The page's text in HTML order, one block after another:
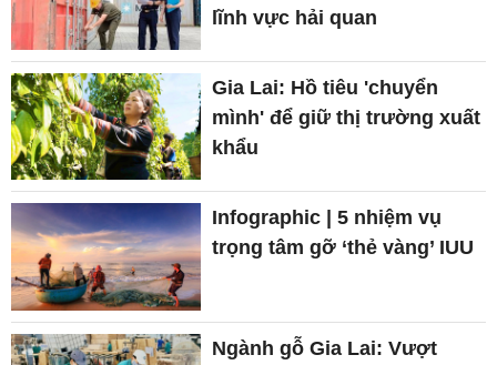
lĩnh vực hải quan
Gia Lai: Hồ tiêu 'chuyển
mình' để giữ thị trường xuất
khẩu
Infographic | 5 nhiệm vụ
trọng tâm gỡ ‘thẻ vàng’ IUU
Ngành gỗ Gia Lai: Vượt